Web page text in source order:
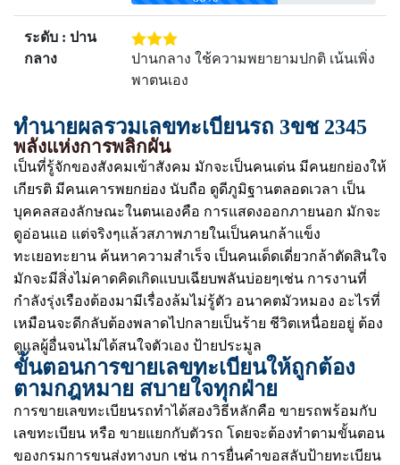
ระดับ : ปาน
กลาง
ปานกลาง ใช้ความพยายามปกติ เน้นเพิ่ง
พาตนเอง
ทำนายผลรวมเลขทะเบียนรถ 3ขช 2345
พลังแห่งการพลิกผัน
เป็นที่รู้จักของสังคมเข้าสังคม มักจะเป็นคนเด่น มีคนยกย่องให้
เกียรติ มีคนเคารพยกย่อง นับถือ ดูดีภูมิฐานตลอดเวลา เป็น
บุคคลสองลักษณะในตนเองคือ การแสดงออกภายนอก มักจะ
ดูอ่อนแอ แต่จริงๆแล้วสภาพภายในเป็นคนกล้าแข็ง
ทะเยอทะยาน ค้นหาความสำเร็จ เป็นคนเด็ดเดี่ยวกล้าตัดสินใจ
มักจะมีสิ่งไม่คาดคิดเกิดแบบเฉียบพลันบ่อยๆเช่น การงานที่
กำลังรุ่งเรืองต้องมามีเรื่องล้มไม่รู้ตัว อนาคตมัวหมอง อะไรที่
เหมือนจะดีกลับต้องพลาดไปกลายเป็นร้าย ชีวิตเหนื่อยอยู่ ต้อง
ดูแลผู้อื่นจนไม่ได้สนใจตัวเอง ป้ายประมูล
ขั้นตอนการขายเลขทะเบียนให้ถูกต้อง
ตามกฎหมาย สบายใจทุกฝ่าย
การขายเลขทะเบียนรถทำได้สองวิธีหลักคือ ขายรถพร้อมกับ
เลขทะเบียน หรือ ขายแยกกับตัวรถ โดยจะต้องทำตามขั้นตอน
ของกรมการขนส่งทางบก เช่น การยื่นคำขอสลับป้ายทะเบียน